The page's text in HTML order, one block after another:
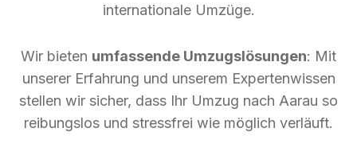
internationale Umzüge.
Wir bieten umfassende Umzugslösungen: Mit
unserer Erfahrung und unserem Expertenwissen
stellen wir sicher, dass Ihr Umzug nach Aarau so
reibungslos und stressfrei wie möglich verläuft.